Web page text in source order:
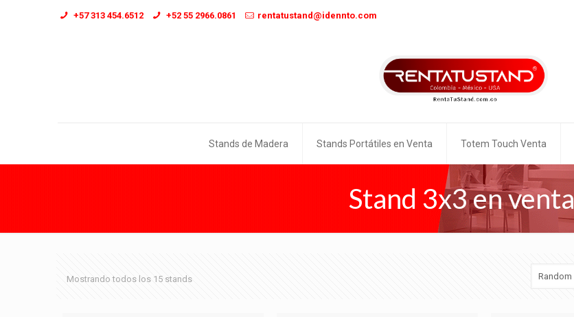
+57 313 454.6512 +52 55 2966.0861 rentatustand@idennto.com
Stands de Madera Stands Portátiles en Venta Totem Touch Venta
Stand 3x3 en venta
Mostrando todos los 15 stands